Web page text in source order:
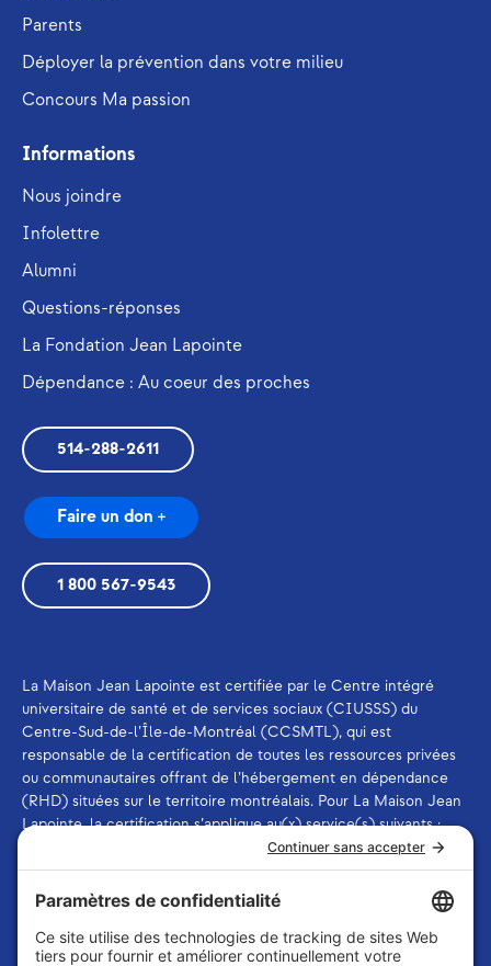
Parents
Déployer la prévention dans votre milieu
Concours Ma passion
Informations
Nous joindre
Infolettre
Alumni
Questions-réponses
La Fondation Jean Lapointe
Dépendance : Au coeur des proches
514-288-2611
Faire un don +
1 800 567-9543
La Maison Jean Lapointe est certifiée par le Centre intégré
universitaire de santé et de services sociaux (CIUSSS) du
Centre-Sud-de-l’Île-de-Montréal (CCSMTL), qui est
responsable de la certification de toutes les ressources privées
ou communautaires offrant de l’hébergement en dépendance
(RHD) situées sur le territoire montréalais. Pour La Maison Jean
Lapointe, la certification s’applique au(x) service(s) suivants :
ressource offrant des services de thérapie et ressource offrant
des services d’aide et de soutien à la désintoxication.
La Maison Jean Lapointe est membre de
intervenants en dépendance du Québec (AIDQ)et de
l’Association québécoise des centres d’intervention en